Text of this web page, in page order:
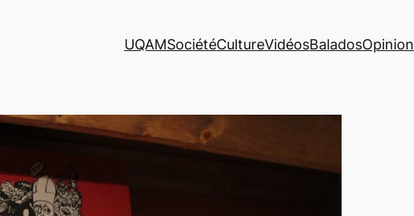
UQAMSociétéCultureVidéosBaladosOpinion